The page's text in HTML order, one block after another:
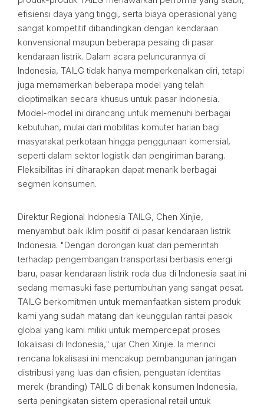
efisiensi daya yang tinggi, serta biaya operasional yang
sangat kompetitif dibandingkan dengan kendaraan
konvensional maupun beberapa pesaing di pasar
kendaraan listrik. Dalam acara peluncurannya di
Indonesia, TAILG tidak hanya memperkenalkan diri, tetapi
juga memamerkan beberapa model yang telah
dioptimalkan secara khusus untuk pasar Indonesia.
Model-model ini dirancang untuk memenuhi berbagai
kebutuhan, mulai dari mobilitas komuter harian bagi
masyarakat perkotaan hingga penggunaan komersial,
seperti dalam sektor logistik dan pengiriman barang.
Fleksibilitas ini diharapkan dapat menarik berbagai
segmen konsumen.
Direktur Regional Indonesia TAILG, Chen Xinjie,
menyambut baik iklim positif di pasar kendaraan listrik
Indonesia. "Dengan dorongan kuat dari pemerintah
terhadap pengembangan transportasi berbasis energi
baru, pasar kendaraan listrik roda dua di Indonesia saat ini
sedang memasuki fase pertumbuhan yang sangat pesat.
TAILG berkomitmen untuk memanfaatkan sistem produk
kami yang sudah matang dan keunggulan rantai pasok
global yang kami miliki untuk mempercepat proses
lokalisasi di Indonesia," ujar Chen Xinjie. Ia merinci
rencana lokalisasi ini mencakup pembangunan jaringan
distribusi yang luas dan efisien, penguatan identitas
merek (branding) TAILG di benak konsumen Indonesia,
serta peningkatan sistem operasional retail untuk